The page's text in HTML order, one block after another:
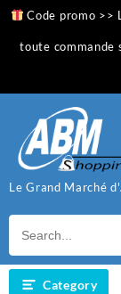
Skip
content
Code promo >>
toute commande
Le Grand Marché
Category